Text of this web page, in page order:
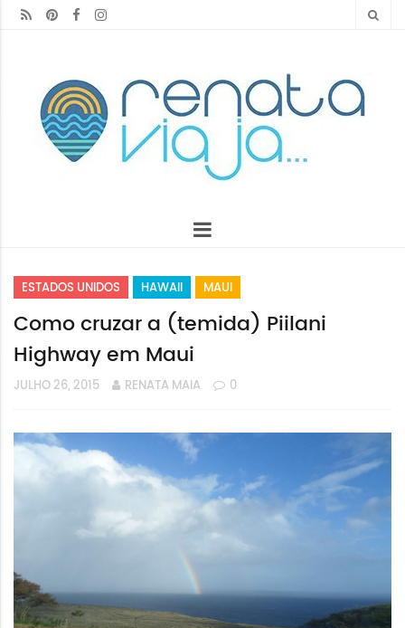
ESTADOS UNIDOS HAWAII MAUI
Como cruzar a (temida) Piilani
Highway em Maui
JULHO 26, 2015 RENATA MAIA 0